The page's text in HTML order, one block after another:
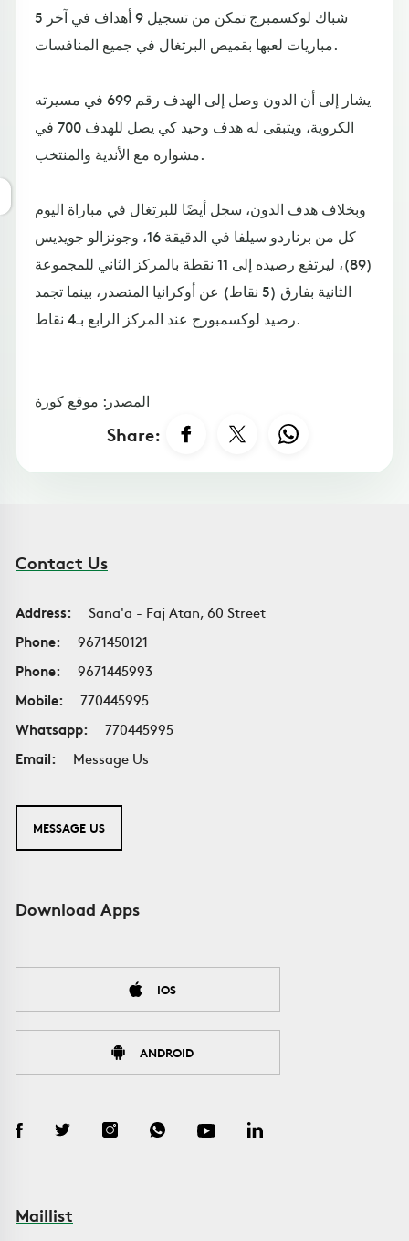
شباك لوكسمبرج تمكن من تسجيل 9 أهداف في آخر 5
مباريات لعبها بقميص البرتغال في جميع المنافسات.
يشار إلى أن الدون وصل إلى الهدف رقم 699 في مسيرته
الكروية، ويتبقى له هدف وحيد كي يصل للهدف 700 في
مشواره مع الأندية والمنتخب.
وبخلاف هدف الدون، سجل أيضًا للبرتغال في مباراة اليوم
كل من برناردو سيلفا في الدقيقة 16، وجونزالو جويديس
(89)، ليرتفع رصيده إلى 11 نقطة بالمركز الثاني للمجموعة
الثانية بفارق (5 نقاط) عن أوكرانيا المتصدر، بينما تجمد
رصيد لوكسمبورج عند المركز الرابع بـ4 نقاط.
المصدر: موقع كورة
Share:
Contact Us
Address:
Sana'a - Faj Atan, 60 Street
Phone:
9671450121
Phone:
9671445993
Mobile:
770445995
Whatsapp:
770445995
Email:
Message Us
MESSAGE US
Download Apps
IOS
ANDROID
Maillist